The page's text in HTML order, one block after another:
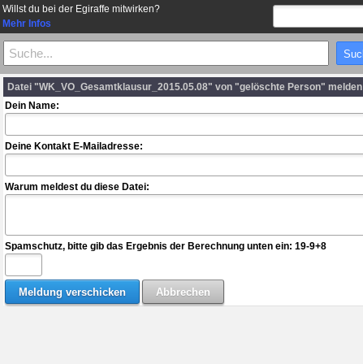
Willst du bei der Egiraffe mitwirken?
Mehr Infos
Datei "WK_VO_Gesamtklausur_2015.05.08" von "gelöschte Person" melden
Dein Name:
Deine Kontakt E-Mailadresse:
Warum meldest du diese Datei:
Spamschutz, bitte gib das Ergebnis der Berechnung unten ein: 19-9+8